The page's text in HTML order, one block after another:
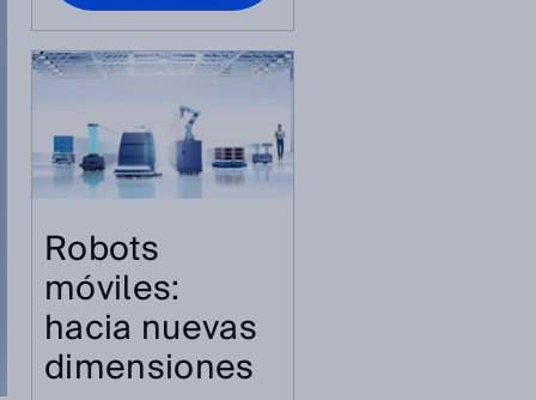
Robots
móviles:
hacia nuevas
dimensiones